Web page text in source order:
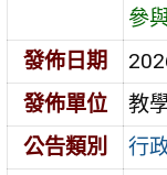
參
發佈日期
發佈單位
教
公告類別
行